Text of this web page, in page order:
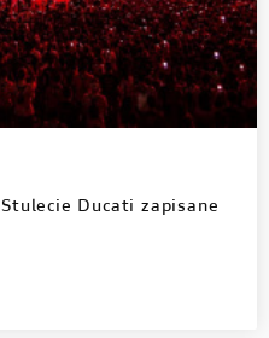
Ducati zapisane